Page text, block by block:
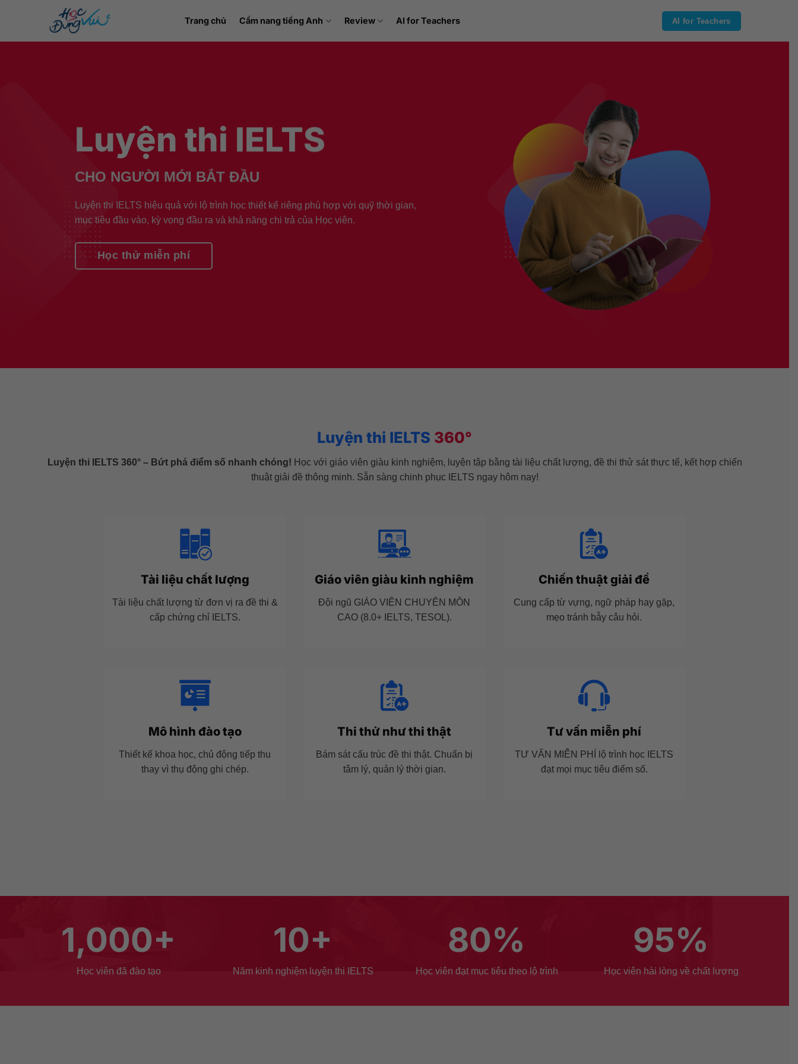
Trang chủ Cẩm nang tiếng Anh Review AI for Teachers AI for Teachers
Luyện thi IELTS
CHO NGƯỜI MỚI BẮT ĐẦU
Luyện thi IELTS hiệu quả với lộ trình học thiết kế riêng phù hợp với quỹ thời gian,
mục tiêu đầu vào, kỳ vọng đầu ra và khả năng chi trả của Học viên.
Học thử miễn phí
Luyện thi IELTS 360°
Luyện thi IELTS 360° – Bứt phá điểm số nhanh chóng! Học với giáo viên giàu kinh nghiệm, luyện tập bằng tài liệu chất lượng, đề thi thử sát thực tế, kết hợp chiến
thuật giải đề thông minh. Sẵn sàng chinh phục IELTS ngay hôm nay!
Tài liệu chất lượng
Tài liệu chất lượng từ đơn vị ra đề thi &
cấp chứng chỉ IELTS.
Giáo viên giàu kinh nghiệm
Đội ngũ GIÁO VIÊN CHUYÊN MÔN
CAO (8.0+ IELTS, TESOL).
Chiến thuật giải đề
Cung cấp từ vựng, ngữ pháp hay gặp,
mẹo tránh bẫy câu hỏi.
Mô hình đào tạo
Thiết kế khoa học, chủ động tiếp thu
thay vì thụ động ghi chép.
Thi thử như thi thật
Bám sát cấu trúc đề thi thật. Chuẩn bị
tâm lý, quản lý thời gian.
Tư vấn miễn phí
TƯ VẤN MIỄN PHÍ lộ trình học IELTS
đạt mọi mục tiêu điểm số.
1,000+
Học viên đã đào tạo
10+
Năm kinh nghiệm luyện thi IELTS
80%
Học viên đạt mục tiêu theo lộ trình
95%
Học viên hài lòng về chất lượng